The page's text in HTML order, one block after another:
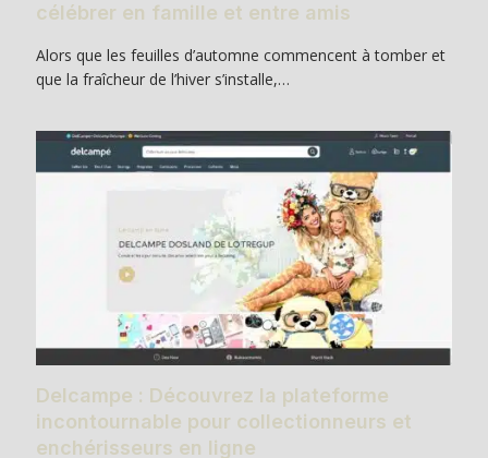
célébrer en famille et entre amis
Alors que les feuilles d’automne commencent à tomber et
que la fraîcheur de l’hiver s’installe,…
Delcampe : Découvrez la plateforme
incontournable pour collectionneurs et
enchérisseurs en ligne